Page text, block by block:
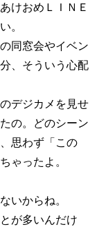
けおめＬＩＮＥ
。
同窓会やイベン
、そういう心配
デジカメを見せ
の。どのシーン
思わず「この
ゃったよ。
いからね。
が多いんだけ